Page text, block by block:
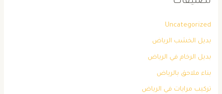
Uncategorized
بديل الخشب الرياض
بديل الرخام في الرياض
بناء ملاحق بالرياض
تركيب مرايات في الرياض